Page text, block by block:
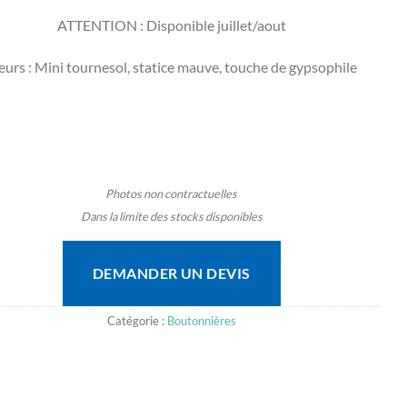
ATTENTION : Disponible juillet/aout
: Mini tournesol, statice mauve, touche de gypsophile
Photos non contractuelles
Dans la limite des stocks disponibles
DEMANDER UN DEVIS
Catégorie : Boutonnières